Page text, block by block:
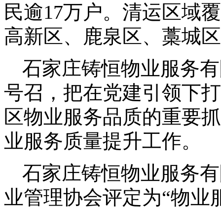
民逾17万户。清运区域
高新区、鹿泉区、藁城
石家庄铸恒物业服务
号召，把在党建引领下
区物业服务品质的重要
业服务质量提升工作。
石家庄铸恒物业服务
业管理协会评定为“物业